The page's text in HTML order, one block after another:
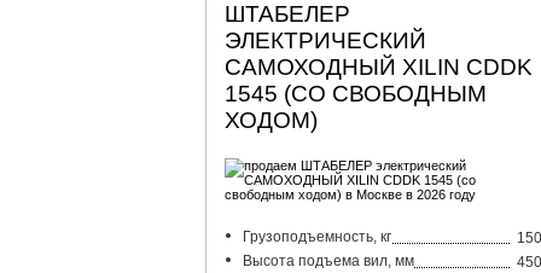
ШТАБЕЛЕР
ЭЛЕКТРИЧЕСКИЙ
САМОХОДНЫЙ XILIN CDDK
1545 (СО СВОБОДНЫМ
ХОДОМ)
Грузоподъемность, кг
Высота подъема вил, мм